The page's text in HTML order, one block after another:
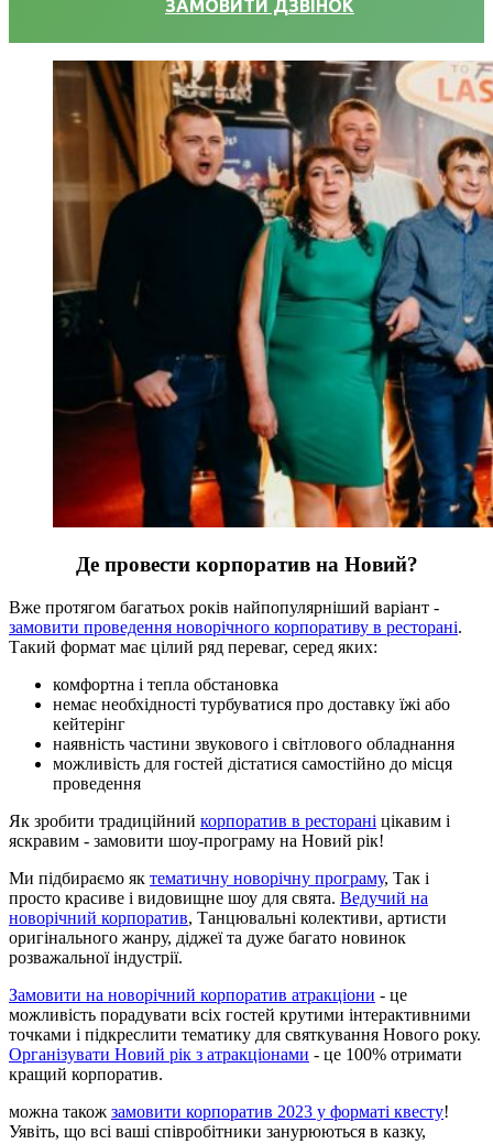
ЗАМОВИТИ ДЗВІНОК
Де провести корпоратив на Новий?
Вже протягом багатьох років найпопулярніший варіант -
замовити проведення новорічного корпоративу в ресторані.
Такий формат має цілий ряд переваг, серед яких:
комфортна і тепла обстановка
немає необхідності турбуватися про доставку їжі або
кейтерінг
наявність частини звукового і світлового обладнання
можливість для гостей дістатися самостійно до місця
проведення
Як зробити традиційний корпоратив в ресторані цікавим і
яскравим - замовити шоу-програму на Новий рік!
Ми підбираємо як тематичну новорічну програму, Так і
просто красиве і видовищне шоу для свята. Ведучий на
новорічний корпоратив, Танцювальні колективи, артисти
оригінального жанру, діджеї та дуже багато новинок
розважальної індустрії.
Замовити на новорічний корпоратив атракціони - це
можливість порадувати всіх гостей крутими інтерактивними
точками і підкреслити тематику для святкування Нового року.
Організувати Новий рік з атракціонами - це 100% отримати
кращий корпоратив.
можна також замовити корпоратив 2023 у форматі квесту!
Уявіть, що всі ваші співробітники занурюються в казку,